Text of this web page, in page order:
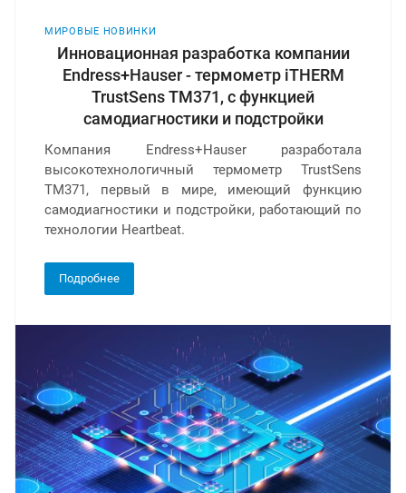
МИРОВЫЕ НОВИНКИ
Инновационная разработка компании
Endress+Hauser - термометр iTHERM
TrustSens ТМ371, с функцией
самодиагностики и подстройки
Компания Endress+Hauser разработала
высокотехнологичный термометр TrustSens
ТМ371, первый в мире, имеющий функцию
самодиагностики и подстройки, работающий по
технологии Heartbeat.
Подробнее